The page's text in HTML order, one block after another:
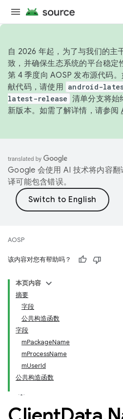
自 2026 年起，为了与我们的主
致，并确保生态系统的平台稳定
第 4 季度向 AOSP 发布源代码
献代码，请使用 android-
latest-release 清单分支将始
新版本。如需了解详情，请参阅
Google 会使用 AI 技术将内容
译可能包含错误。
AOSP
该内容对您有帮助吗？
本页内容
摘要
字段
公共构造函数
字段
mPackageName
mProcessName
mUserId
公共构造函数